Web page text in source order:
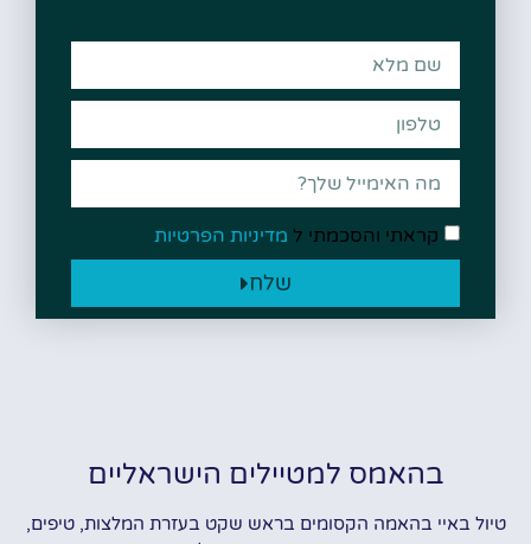
קראתי והסכמתי ל מדיניות הפרטיות
שלח
בהאמס למטיילים הישראליים
טיול באיי בהאמה הקסומים בראש שקט בעזרת המלצות, טיפים,